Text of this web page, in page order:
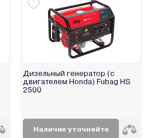
Дизельный генератор (с
двигателем Honda) Fubag HS
2500
Наличие уточняйте